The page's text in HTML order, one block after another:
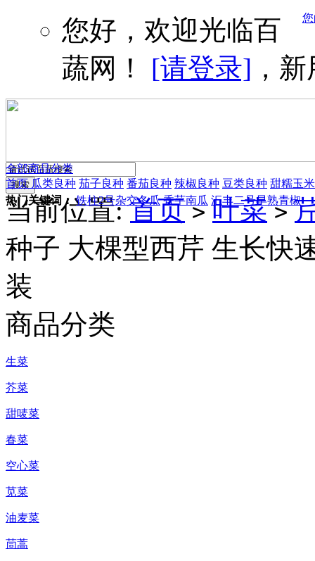
您好，欢迎光临百
蔬网！ [请登录] ，
热门关键词： 铁柱2号杂交冬瓜 香芋南瓜 汇丰二号早熟青椒
全部商品分类
首页 瓜类良种 茄子良种 番茄良种 辣椒良种 豆类良种 甜糯玉米
当前位置:首页 > 叶菜 >
种子 大棵型西芹 生长快
装
商品分类
生菜
芥菜
甜唛菜
春菜
空心菜
苋菜
油麦菜
茼蒿